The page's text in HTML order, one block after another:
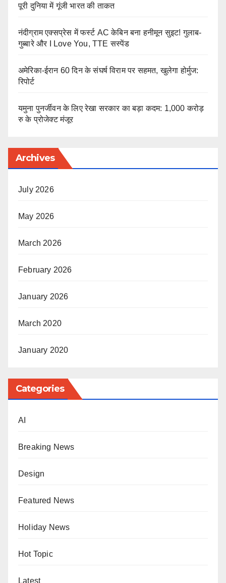
पूरी दुनिया में गूंजी भारत की ताकत
नंदीग्राम एक्सप्रेस में फर्स्ट AC केबिन बना हनीमून सुइट! गुलाब-
गुब्बारे और I Love You, TTE सस्पेंड
अमेरिका-ईरान 60 दिन के संघर्ष विराम पर सहमत, खुलेगा होर्मुज:
रिपोर्ट
यमुना पुनर्जीवन के लिए रेखा सरकार का बड़ा कदम: 1,000 करोड़
रु के प्रोजेक्ट मंजूर
Archives
July 2026
May 2026
March 2026
February 2026
January 2026
March 2020
January 2020
Categories
AI
Breaking News
Design
Featured News
Holiday News
Hot Topic
Latest